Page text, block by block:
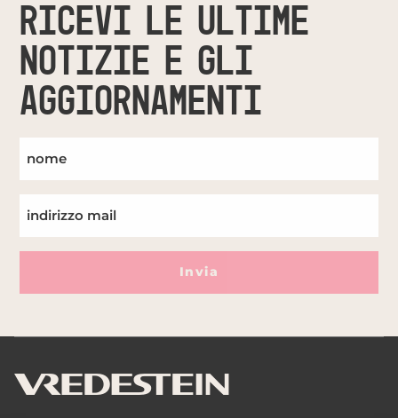
RICEVI LE ULTIME
NOTIZIE E GLI
AGGIORNAMENTI
Invia